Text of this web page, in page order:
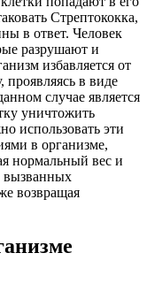
Стрептококка,
в ответ. Человек
разрушают и
избавляется от
проявляясь в виде
случае является
уничтожить
использовать эти
в организме,
нормальный вес и
вызванных
возвращая